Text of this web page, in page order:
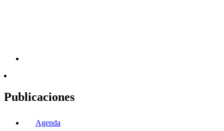
Publicaciones
Agenda